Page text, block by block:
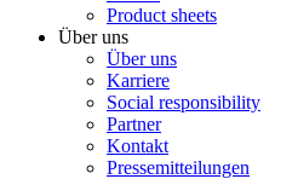
Product sheets
Über uns
Über uns
Karriere
Social responsibility
Partner
Kontakt
Pressemitteilungen